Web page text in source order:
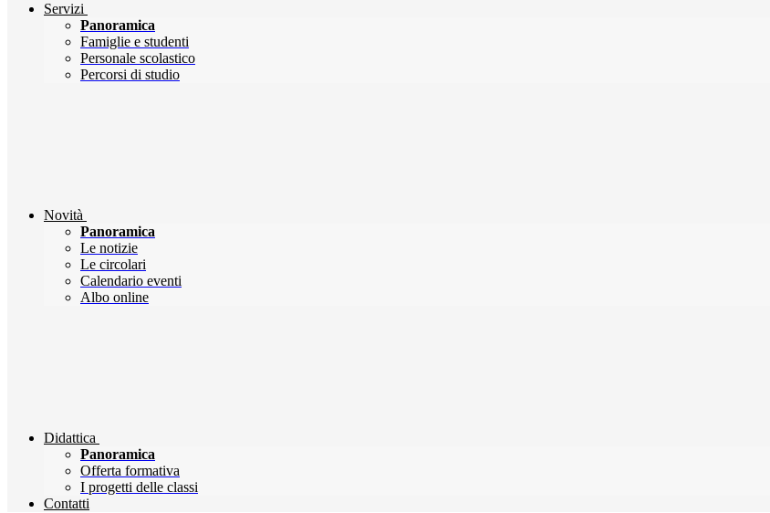
Servizi
Panoramica
Famiglie e studenti
Personale scolastico
Percorsi di studio
Novità
Panoramica
Le notizie
Le circolari
Calendario eventi
Albo online
Didattica
Panoramica
Offerta formativa
I progetti delle classi
Contatti